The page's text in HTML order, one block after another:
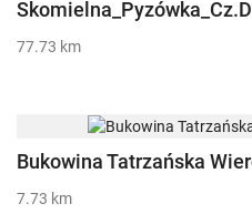
77.73 km
Bukowina Tatrzańska
7.73 km